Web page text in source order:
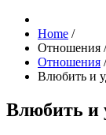
Home /
Отношения /
Отношения /
Влюбить и
Влюбить и